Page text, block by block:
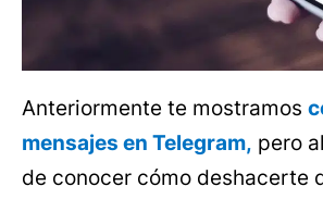
Anteriormente te mostramos
mensajes en Telegram, pero
de conocer cómo deshacerte